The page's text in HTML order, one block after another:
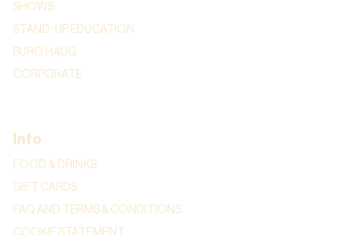
SHOWS
STAND-UP EDUCATION
BURO HAUG
CORPORATE
Info
FOOD & DRINKS
GIFT CARDS
FAQ AND TERMS & CONDITIONS
COOKIE STATEMENT